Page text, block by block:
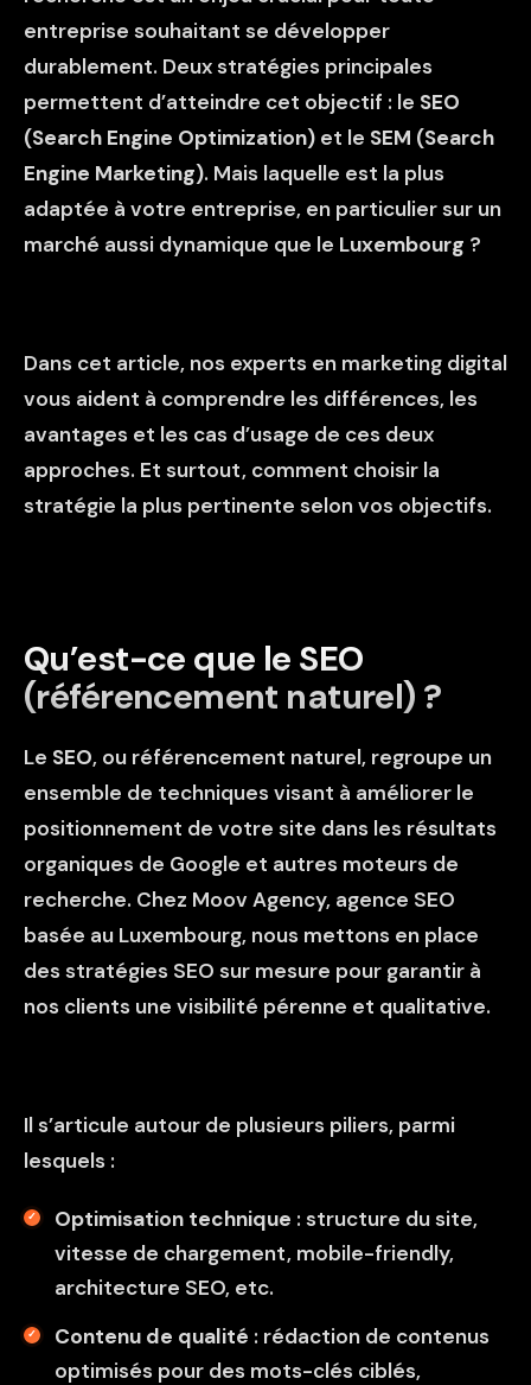
entreprise souhaitant se développer
durablement. Deux stratégies principales
permettent d’atteindre cet objectif : le SEO
(Search Engine Optimization) et le SEM (Search
Engine Marketing). Mais laquelle est la plus
adaptée à votre entreprise, en particulier sur un
marché aussi dynamique que le Luxembourg ?
Dans cet article, nos experts en marketing digital
vous aident à comprendre les différences, les
avantages et les cas d’usage de ces deux
approches. Et surtout, comment choisir la
stratégie la plus pertinente selon vos objectifs.
Qu’est-ce que le SEO
(référencement naturel) ?
Le SEO, ou référencement naturel, regroupe un
ensemble de techniques visant à améliorer le
positionnement de votre site dans les résultats
organiques de Google et autres moteurs de
recherche. Chez Moov Agency, agence SEO
basée au Luxembourg, nous mettons en place
des stratégies SEO sur mesure pour garantir à
nos clients une visibilité pérenne et qualitative.
Il s’articule autour de plusieurs piliers, parmi
lesquels :
Optimisation technique : structure du site,
vitesse de chargement, mobile-friendly,
architecture SEO, etc.
Contenu de qualité : rédaction de contenus
optimisés pour des mots-clés ciblés,